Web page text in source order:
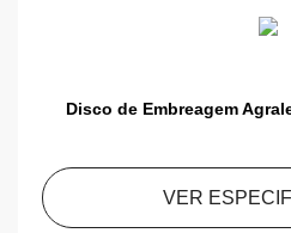
Disco de Embreagem
VER